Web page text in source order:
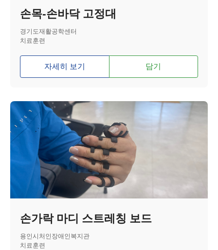
손목-손바닥 고정대
경기도재활공학센터
치료훈련
자세히 보기 담기
손가락 마디 스트레칭 보드
용인시처인장애인복지관
치료훈련